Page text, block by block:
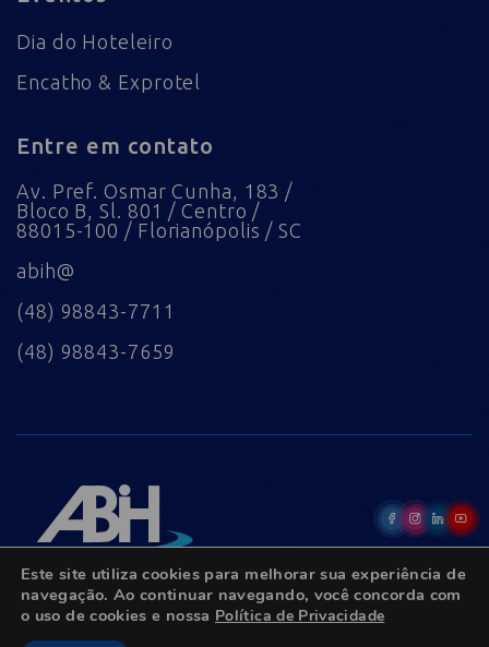
Dia do Hoteleiro
Encatho & Exprotel
Entre em contato
Av. Pref. Osmar Cunha, 183 /
Bloco B, Sl. 801 / Centro /
88015-100 / Florianópolis / SC
abih@
(48) 98843-7711
(48) 98843-7659
Este site utiliza cookies para melhorar sua experiência de
navegação. Ao continuar navegando, você concorda com
o uso de cookies e nossa Política de Privacidade